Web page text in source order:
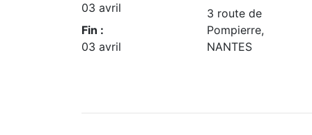
03 avril
Fin :
03 avril
3 route de
Pompierre,
NANTES